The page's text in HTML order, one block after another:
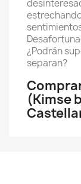
¿Podrán
separan?
(Kimse